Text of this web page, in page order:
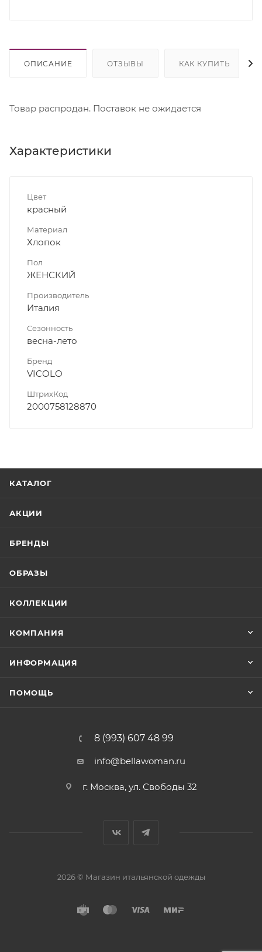
ОПИСАНИЕ ОТЗЫВЫ КАК КУПИТЬ
Товар распродан. Поставок не ожидается
Характеристики
Цвет
красный
Материал
Хлопок
Пол
ЖЕНСКИЙ
Производитель
Италия
Сезонность
весна-лето
Бренд
VICOLO
ШтрихКод
2000758128870
КАТАЛОГ
АКЦИИ
БРЕНДЫ
ОБРАЗЫ
КОЛЛЕКЦИИ
КОМПАНИЯ
ИНФОРМАЦИЯ
ПОМОЩЬ
8 (993) 607 48 99
info@bellawoman.ru
г. Москва, ул. Свободы 32
2026 © Магазин итальянской одежды